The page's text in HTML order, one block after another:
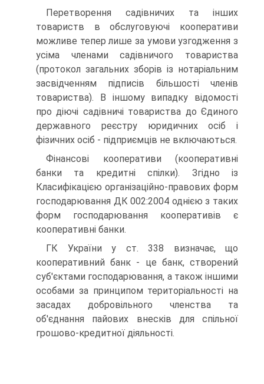
Перетворення садівничих та інших
товариств в обслуго­вуючі кооперативи
можливе тепер лише за умови узгодження з
усіма членами садівничого товариства
(протокол загальних зборів із нотаріальним
засвідченням підписів більшості членів
товариства). В іншому випадку відомості
про діючі садівничі товариства до Єдиного
державного реєстру юридичних осіб і
фізичних осіб - підприємців не включаються.
Фінансові кооперативи (кооперативні
банки та кредитні спілки). Згідно із
Класифікацією організаційно-правових форм
господарювання ДК 002:2004 однією з таких
форм го­сподарювання кооперативів є
кооперативні банки.
ГК України у ст. 338 визначає, що
кооперативний банк - це банк, створений
суб'єктами господарювання, а також ін­шими
особами за принципом територіальності на
засадах добровільного членства та
об'єднання пайових внесків для спільної
грошово-кредитної діяльності.